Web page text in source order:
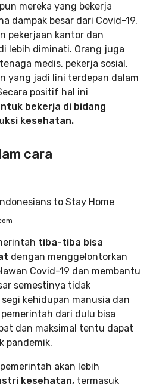
mereka yang bekerja
dampak besar dari Covid-19,
pekerjaan kantor dan
lebih diminati. Orang juga
medis, pekerja sosial,
yang jadi lini terdepan dalam
positif hal ini
bekerja di bidang
kesehatan.
cara
tiba-tiba bisa
dengan menggelontorkan
Covid-19 dan membantu
semestinya tidak
kehidupan manusia dan
dari dulu bisa
dan maksimal tentu dapat
pandemik.
akan lebih
kesehatan, termasuk